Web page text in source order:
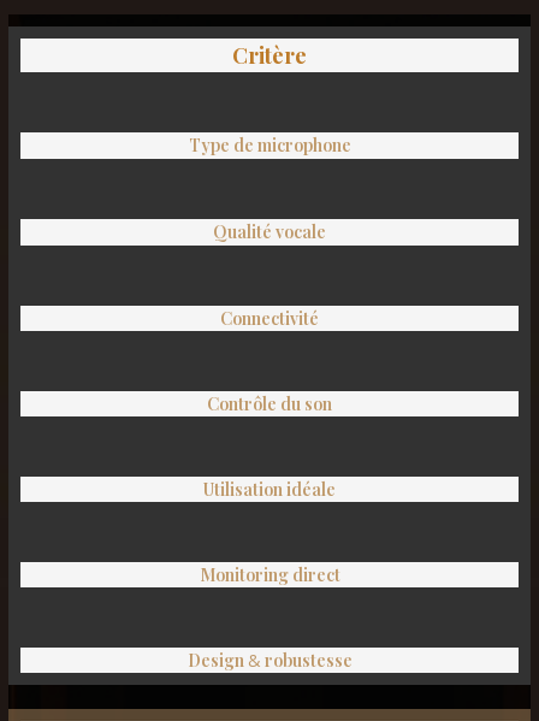
Critère
Type de microphone
Qualité vocale
Connectivité
Contrôle du son
Utilisation idéale
Monitoring direct
Design & robustesse